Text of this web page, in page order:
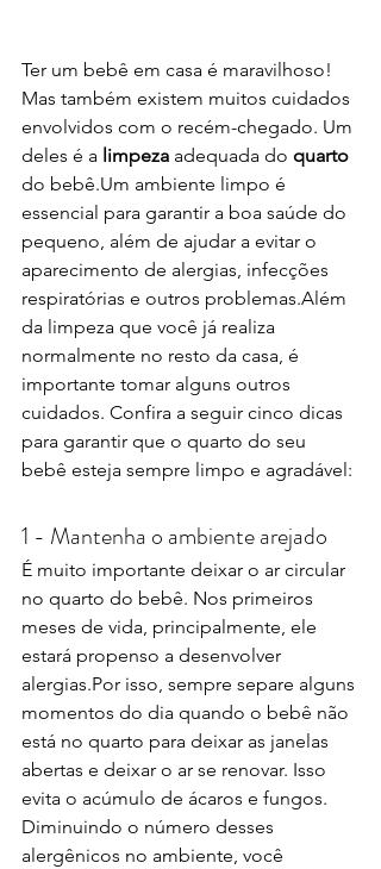
Ter um bebê em casa é maravilhoso!
Mas também existem muitos cuidados
envolvidos com o recém-chegado. Um
deles é a limpeza adequada do quarto
do bebê.Um ambiente limpo é
essencial para garantir a boa saúde do
pequeno, além de ajudar a evitar o
aparecimento de alergias, infecções
respiratórias e outros problemas.Além
da limpeza que você já realiza
normalmente no resto da casa, é
importante tomar alguns outros
cuidados. Confira a seguir cinco dicas
para garantir que o quarto do seu
bebê esteja sempre limpo e agradável:
1 - Mantenha o ambiente arejado
É muito importante deixar o ar circular
no quarto do bebê. Nos primeiros
meses de vida, principalmente, ele
estará propenso a desenvolver
alergias.Por isso, sempre separe alguns
momentos do dia quando o bebê não
está no quarto para deixar as janelas
abertas e deixar o ar se renovar. Isso
evita o acúmulo de ácaros e fungos.
Diminuindo o número desses
alergênicos no ambiente, você